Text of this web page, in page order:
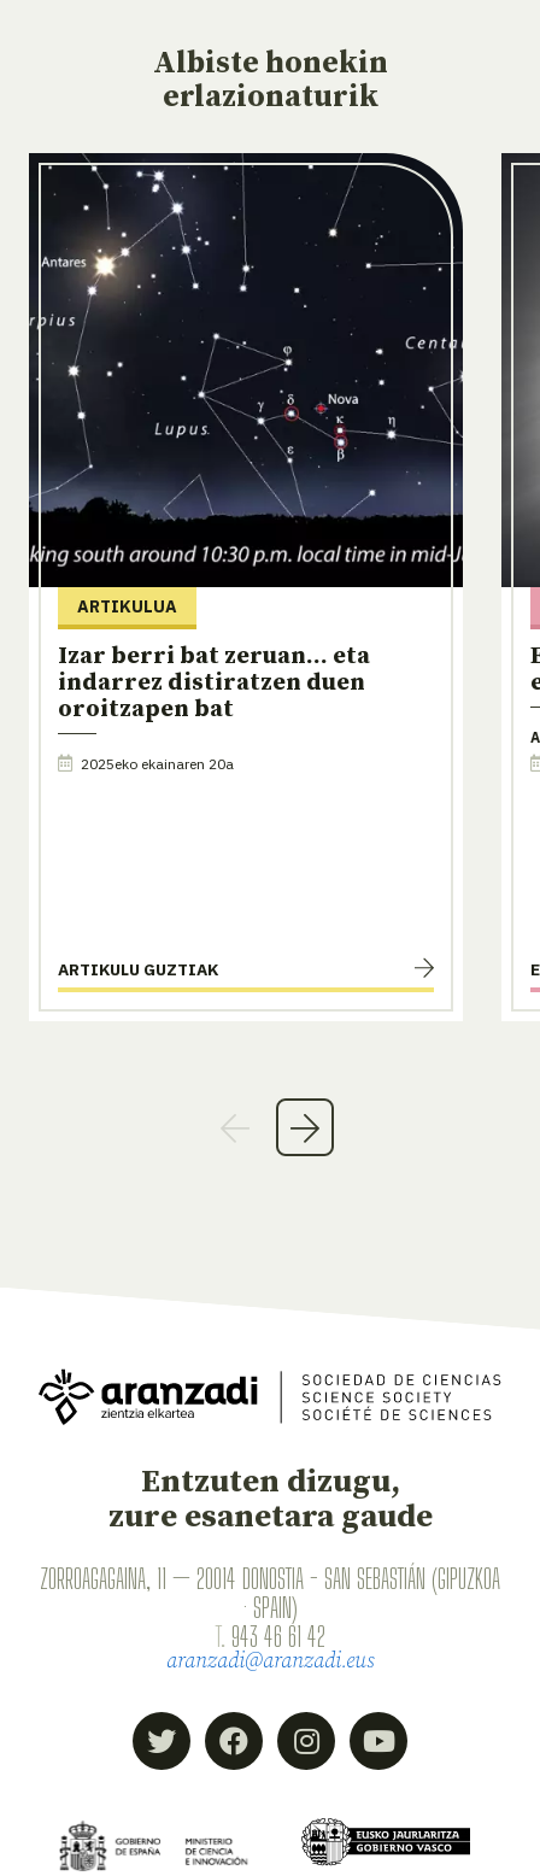
Albiste honekin
erlazionaturik
ARTIKULUA
Izar berri bat zeruan... eta
indarrez distiratzen duen
oroitzapen bat
2025eko ekainaren 20a
ARTIKULU GUZTIAK
Entzuten dizugu,
zure esanetara gaude
ZORROAGAGAINA, 11 — 20014 DONOSTIA - SAN SEBASTIÁN (GIPUZKOA
· SPAIN)
T. 943 46 61 42
aranzadi@aranzadi.eus